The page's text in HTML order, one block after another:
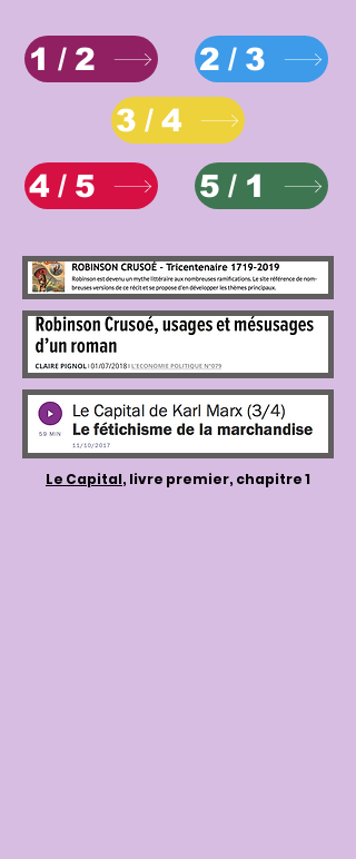
1/2
2/3
3/4
4/5
5/1
Le Capital, livre premier, chapitre 1